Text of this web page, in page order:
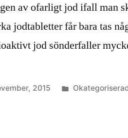
av ofarligt jod ifall man
jodtabletter får bara tas
jod sönderfaller
2015
Publicerat